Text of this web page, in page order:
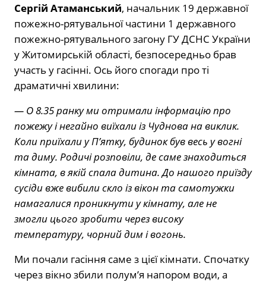
Сергій Атаманський, начальник 19 державної
пожежно-рятувальної частини 1 державного
пожежно-рятувального загону ГУ ДСНС України
у Житомирській області, безпосередньо брав
участь у гасінні. Ось його спогади про ті
драматичні хвилини:
— О 8.35 ранку ми отримали інформацію про
пожежу і негайно виїхали із Чуднова на виклик.
Коли приїхали у П’ятку, будинок був весь у вогні
та диму. Родичі розповіли, де саме знаходиться
кімната, в якій спала дитина. До нашого приїзду
сусіди вже вибили скло із вікон та самотужки
намагалися проникнути у кімнату, але не
змогли цього зробити через високу
температуру, чорний дим і вогонь.
Ми почали гасіння саме з цієї кімнати. Спочатку
через вікно збили полум’я напором води, а